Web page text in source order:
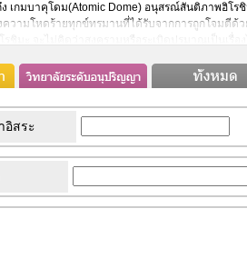
เกมบาคุโดม(Atomic Dome) อนุสรณ์สันติภาพฮิโร
วามโหดร้ายทุกข์ทรมานที่ได้รับจากการถูกโจมตีด้ว
มะ จะไม่คิดว่าสงครามหรือระเบิดปรมาณูเป็นเรื่อง
นได้อีกด้วย การมาศึกษาต่อที่ฮิโรชิมะจะสามารถสัม
อิสระ